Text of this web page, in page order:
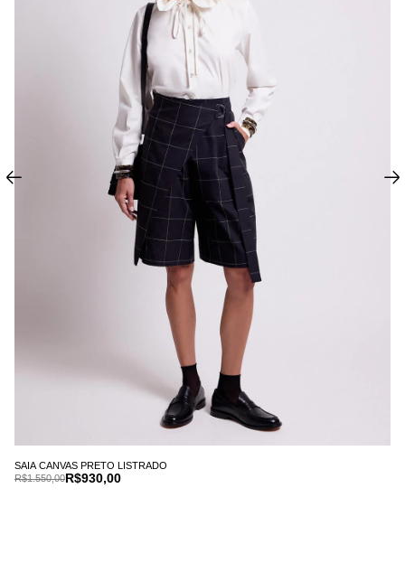
SAIA CANVAS PRETO LISTRADO
R$930,00
R$1.550,00